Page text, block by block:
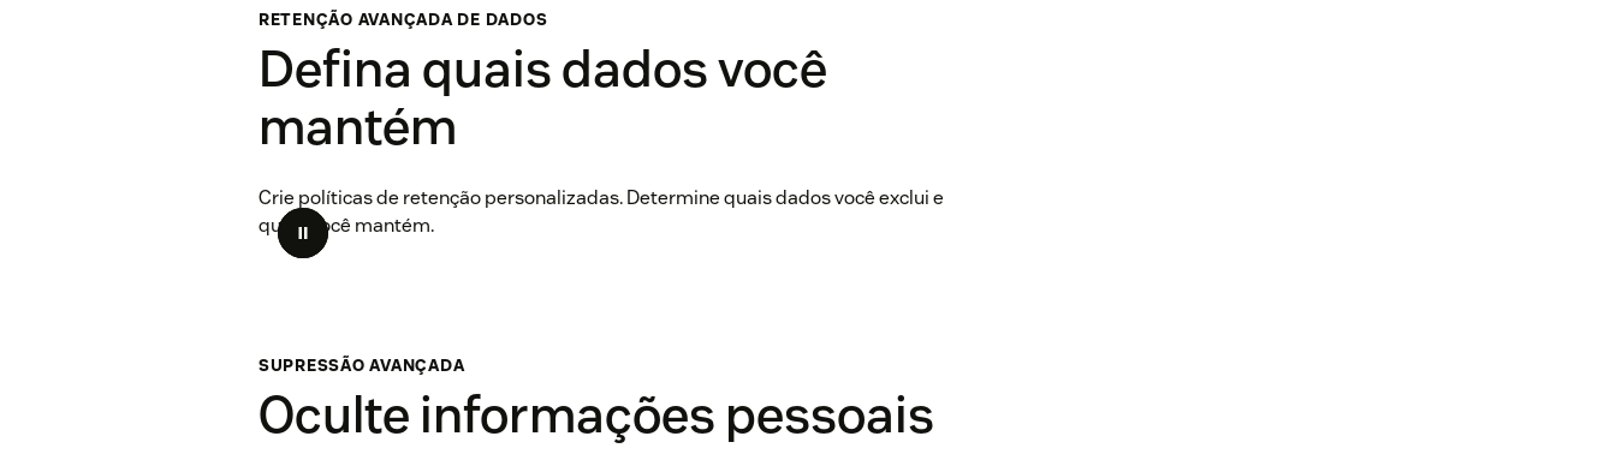
RETENÇÃO AVANÇADA DE DADOS
Defina quais dados você
mantém
Crie políticas de retenção personalizadas. Determine quais dados você exclui e
quais você mantém.
SUPRESSÃO AVANÇADA
Oculte informações pessoais